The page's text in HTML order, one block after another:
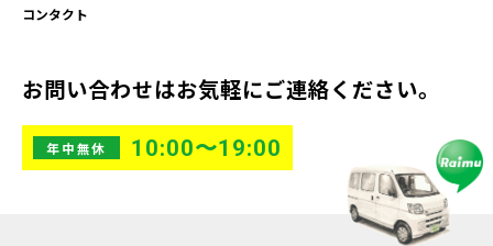
コンタクト
お問い合わせはお気軽にご連絡ください。
年中無休 10:00〜19:00